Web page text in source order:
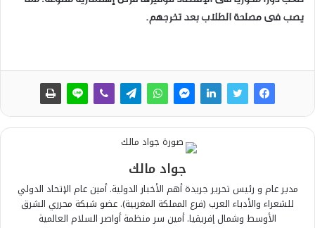
يصب فى مصلحة الطلاب بعد تخرجهم.
جواد مالك
مدير عام و رئيس تحرير جريدة أهم الأخبار الدولية. أمين عام الإتحاد الدولي
للشعراء والأدباء العرب (فرع المملكة المغربية). عضو شبكة محرري الشرق
الأوسط وشمال إفريقيا. أمين سر منظمة أواصر السلام العالمية